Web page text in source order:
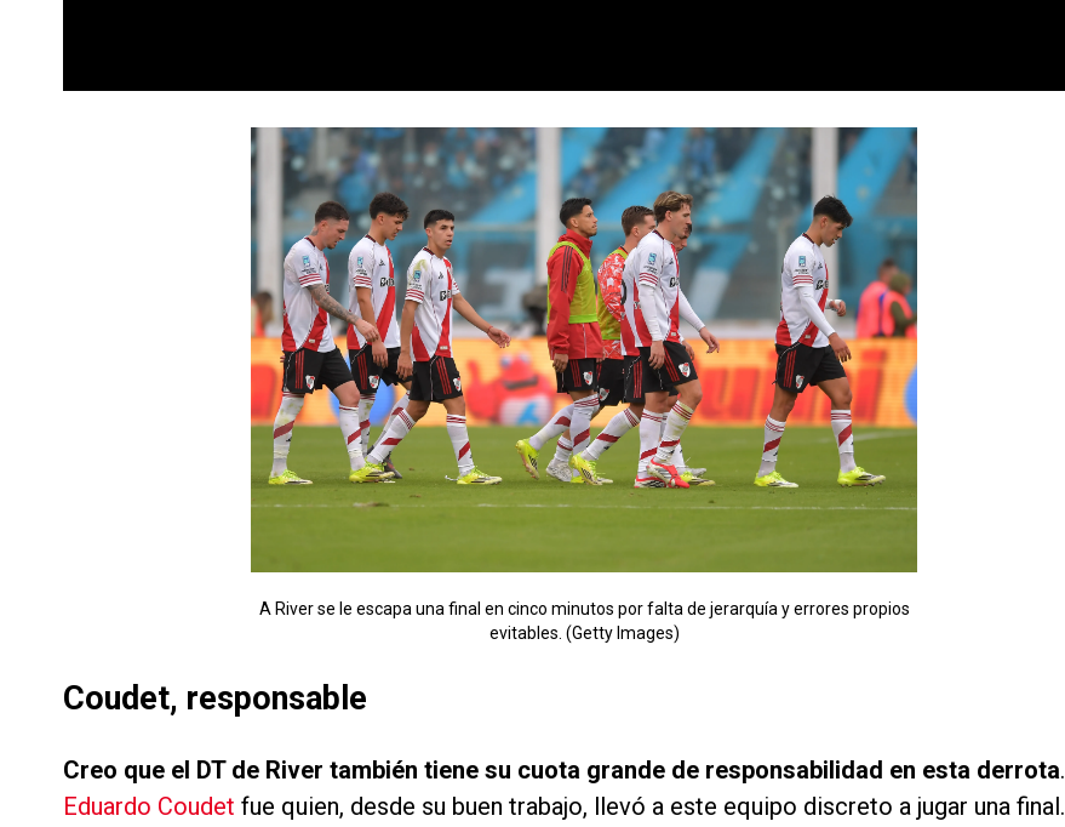
A River se le escapa una final en cinco minutos por falta de jerarquía y errores propios
evitables. (Getty Images)
Coudet, responsable
Creo que el DT de River también tiene su cuota grande de responsabilidad en esta derrota.
Eduardo Coudet fue quien, desde su buen trabajo, llevó a este equipo discreto a jugar una final.